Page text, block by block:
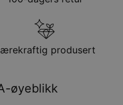
tor. 27. aug. - fre. 28.
Få det innen
man. 17. aug. - ons. 19.
er den endelige
produsert
øyeblikk